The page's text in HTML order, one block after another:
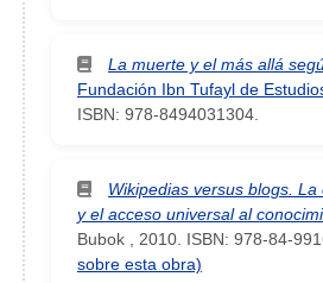
La muerte y el más allá
Fundación Ibn Tufayl de
ISBN: 978-8494031304
Wikipedias versus blogs.
y el acceso universal al
Bubok
2010 ISBN: 978-84-
sobre esta obra)